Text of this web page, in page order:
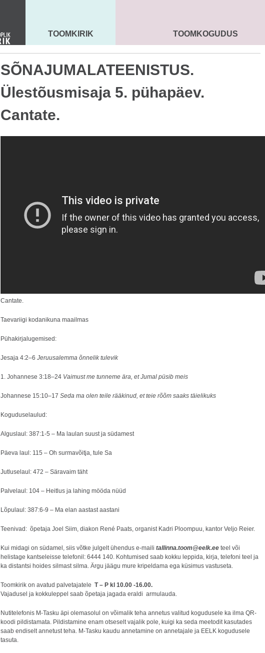
MAARJA KIRIK
TOOMKIRIK SEENIORID KOGUDUS
TOOMKOGUDUS
SÕNAJUMALATEENISTUS.
Ülestõusmisaja 5. pühapäev.
Cantate.
Cantate.
Taevariigi kodanikuna maailmas
Pühakirjalugemised:
Jesaja 4:2–6 Jeruusalemma õnnelik tulevik
1. Johannese 3:18–24 Vaimust me tunneme ära, et Jumal püsib meis
Johannese 15:10–17 Seda ma olen teile rääkinud, et teie rõõm saaks täielikuks
Koguduselaulud:
Alguslaul: 387:1-5 – Ma laulan suust ja südamest
Päeva laul: 115 – Oh surmavõitja, tule Sa
Jutluselaul: 472 – Säravaim täht
Palvelaul: 104 – Heitlus ja lahing mööda nüüd
Lõpulaul: 387:6-9 – Ma elan aastast aastani
Teenivad: õpetaja Joel Siim, diakon René Paats, organist Kadri Ploompuu, kantor Veljo Reier.
Kui midagi on südamel, siis võtke julgelt ühendus e-maili tallinna.toom@eelk.ee teel või
helistage kantseleisse telefonil: 6444 140. Kohtumised saab kokku leppida, kirja, telefoni teel ja
ka distantsi hoides silmast silma. Ärgu jäägu mure kripeldama ega küsimus vastuseta.
Toomkirik on avatud palvetajatele T – P kl 10.00 -16.00.
Vajadusel ja kokkuleppel saab õpetaja jagada eraldi armulauda.
Nutitelefonis M-Tasku äpi olemasolul on võimalik teha annetus valitud kogudusele ka ilma QR-
koodi pildistamata. Pildistamine enam otseselt vajalik pole, kuigi ka seda meetodit kasutades
saab endiselt annetust teha. M-Tasku kaudu annetamine on annetajale ja EELK kogudusele
tasuta.